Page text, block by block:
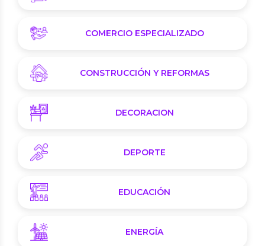
COMERCIO ESPECIALIZADO
CONSTRUCCIÓN Y REFORMAS
DECORACION
DEPORTE
EDUCACIÓN
ENERGÍA